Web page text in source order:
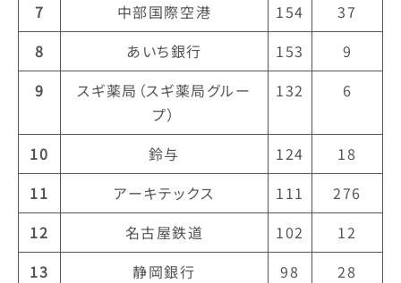
7
中部国際空港 154
37
8
あいち銀行 153
9
9
スギ薬局（スギ薬局グルー
プ）
132 6
10 鈴与 124
18
11
アーキテックス 111
276
12
名古屋鉄道 102
12
13
静岡銀行 98
28